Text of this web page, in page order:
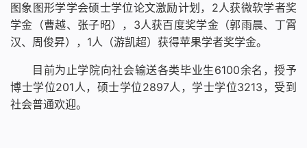
图象图形学学会硕士学位论文激励计划，2人获微软学者奖
学金（曹越、张子昭），3人获百度奖学金（郭雨晨、丁霄
汉、周俊昇），1人（游凯超）获得苹果学者奖学金。
目前为止学院向社会输送各类毕业生6100余名，授予
博士学位201人，硕士学位2897人，学士学位3213，受到
社会普通欢迎。